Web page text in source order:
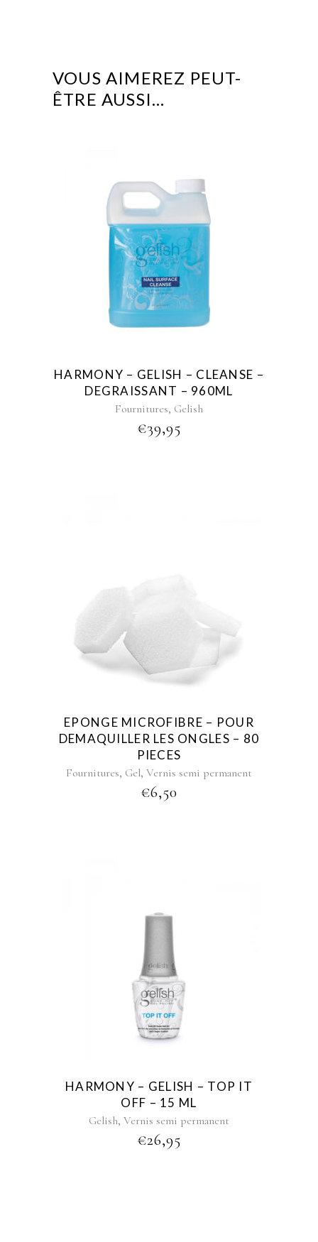
VOUS AIMEREZ PEUT-
ÊTRE AUSSI…
HARMONY – GELISH – CLEANSE –
DEGRAISSANT – 960ML
Fournitures, Gelish
€39,95
EPONGE MICROFIBRE – POUR
DEMAQUILLER LES ONGLES – 80
PIECES
Fournitures, Gel, Vernis semi permanent
€6,50
HARMONY – GELISH – TOP IT
OFF – 15 ML
Gelish, Vernis semi permanent
€26,95